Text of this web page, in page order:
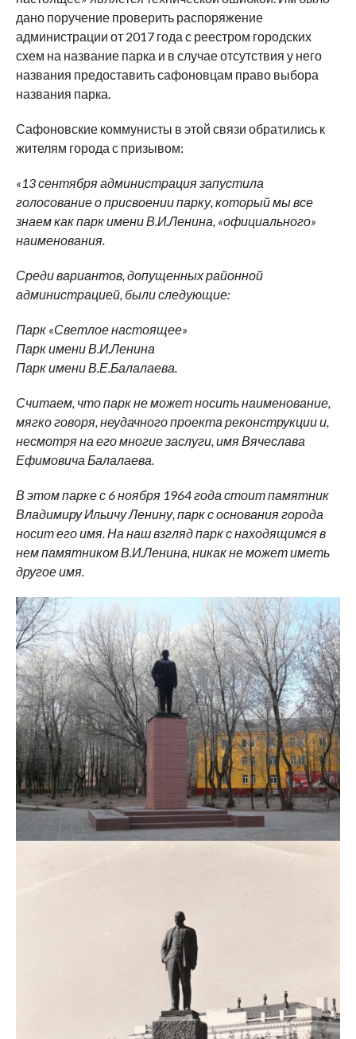
дано поручение проверить распоряжение
администрации от 2017 года с реестром городских
схем на название парка и в случае отсутствия у него
названия предоставить сафоновцам право выбора
названия парка.
Сафоновские коммунисты в этой связи обратились к
жителям города с призывом:
«13 сентября администрация запустила
голосование о присвоении парку, который мы все
знаем как парк имени В.И.Ленина, «официального»
наименования.
Среди вариантов, допущенных районной
администрацией, были следующие:
Парк «Светлое настоящее»
Парк имени В.И.Ленина
Парк имени В.Е.Балалаева.
Считаем, что парк не может носить наименование,
мягко говоря, неудачного проекта реконструкции и,
несмотря на его многие заслуги, имя Вячеслава
Ефимовича Балалаева.
В этом парке с 6 ноября 1964 года стоит памятник
Владимиру Ильичу Ленину, парк с основания города
носит его имя. На наш взгляд парк с находящимся в
нем памятником В.И.Ленина, никак не может иметь
другое имя.